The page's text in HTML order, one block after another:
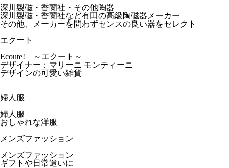
深川製磁・香蘭社・その他陶器
深川製磁・香蘭社など有田の高級陶磁器メーカー
その他、メーカーを問わずセンスの良い器をセレクト
エクート
Ecoute! ～エクート～
デザイナー：マリーニ モンティーニ
デザインの可愛い雑貨
婦人服
婦人服
おしゃれな洋服
メンズファッション
メンズファッション
ギフトや日常遣いに